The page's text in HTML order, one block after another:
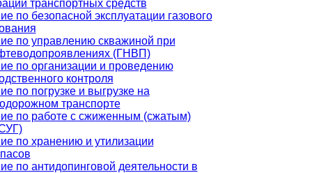
транспортных средств
по безопасной эксплуатации газового
по управлению скважиной при
(ГНВП)
по организации и проведению
контроля
по погрузке и выгрузке на
транспорте
по работе с сжиженным (сжатым)
по хранению и утилизации
по антидопинговой деятельности в